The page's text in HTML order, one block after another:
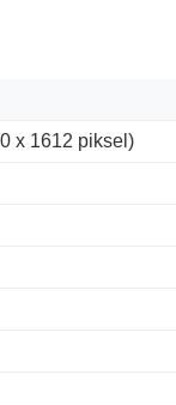
x 1612 piksel)